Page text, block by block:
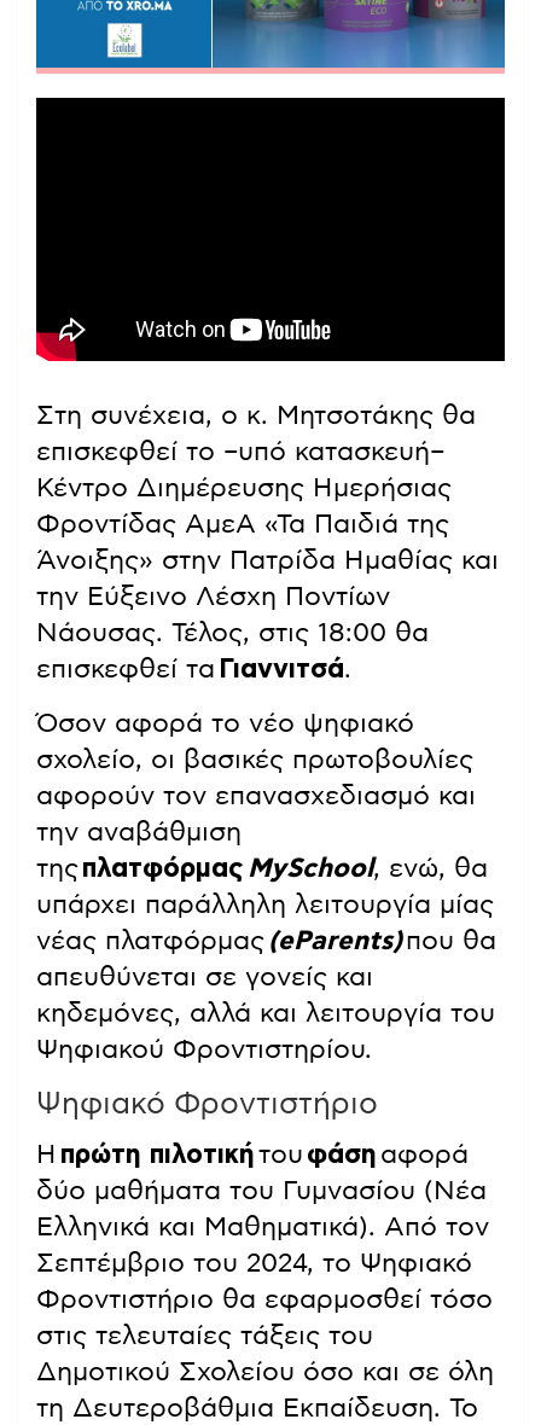
Στη συνέχεια, ο κ. Μητσοτάκης θα
επισκεφθεί το –υπό κατασκευή–
Κέντρο Διημέρευσης Ημερήσιας
Φροντίδας ΑμεΑ «Τα Παιδιά της
Άνοιξης» στην Πατρίδα Ημαθίας και
την Εύξεινο Λέσχη Ποντίων
Νάουσας. Τέλος, στις 18:00 θα
επισκεφθεί τα Γιαννιτσά.
Όσον αφορά το νέο ψηφιακό
σχολείο, οι βασικές πρωτοβουλίες
αφορούν τον επανασχεδιασμό και
την αναβάθμιση
τηςπλατφόρμας MySchool, ενώ, θα
υπάρχει παράλληλη λειτουργία μίας
νέας πλατφόρμας (eParents)που θα
απευθύνεται σε γονείς και
κηδεμόνες, αλλά και λειτουργία του
Ψηφιακού Φροντιστηρίου.
Ψηφιακό Φροντιστήριο
Η πρώτη πιλοτικήτου φάση αφορά
δύο μαθήματα του Γυμνασίου (Νέα
Ελληνικά και Μαθηματικά). Από τον
Σεπτέμβριο του 2024, το Ψηφιακό
Φροντιστήριο θα εφαρμοσθεί τόσο
στις τελευταίες τάξεις του
Δημοτικού Σχολείου όσο και σε όλη
τη Δευτεροβάθμια Εκπαίδευση. Το